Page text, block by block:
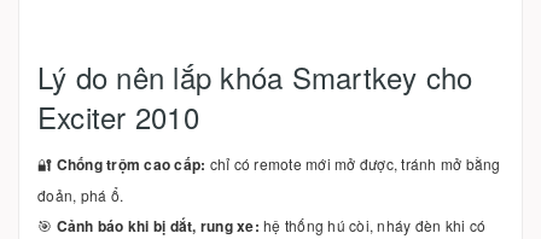
Lý do nên lắp khóa Smartkey cho
Exciter 2010
🔐 Chống trộm cao cấp: chỉ có remote mới mở được, tránh mở bằng
đoản, phá ổ.
🎯 Cảnh báo khi bị dắt, rung xe: hệ thống hú còi, nháy đèn khi có